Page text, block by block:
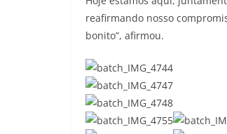
reafirmando nosso
bonito”, afirmou.